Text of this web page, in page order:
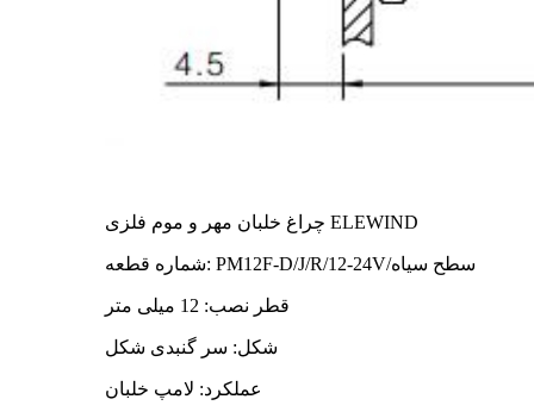
چراغ خلبان مهر و موم فلزی ELEWIND
شماره قطعه: PM12F-D/J/R/12-24V/سطح سیاه
قطر نصب: 12 میلی متر
شکل: سر گنبدی شکل
عملکرد: لامپ خلبان